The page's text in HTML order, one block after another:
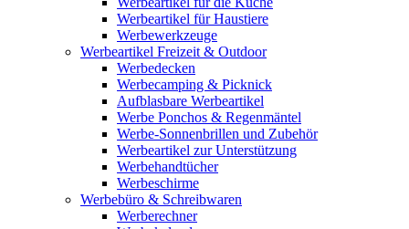
Werbeartikel für Haustiere
Werbewerkzeuge
Werbeartikel Freizeit & Outdoor
Werbedecken
Werbecamping & Picknick
Aufblasbare Werbeartikel
Werbe Ponchos & Regenmäntel
Werbe-Sonnenbrillen und Zubehör
Werbeartikel zur Unterstützung
Werbehandtücher
Werbeschirme
Werbebüro & Schreibwaren
Werberechner